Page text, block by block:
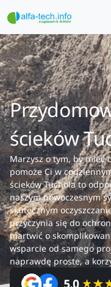
ścieków
Marzysz o tym, by mieć
pomoże Ci w
ścieków Tuchola to
naszym nowoczesnym
skutecznym
przyczynia się do
martwić o
wsparcie od samego
naprawdę proste, a